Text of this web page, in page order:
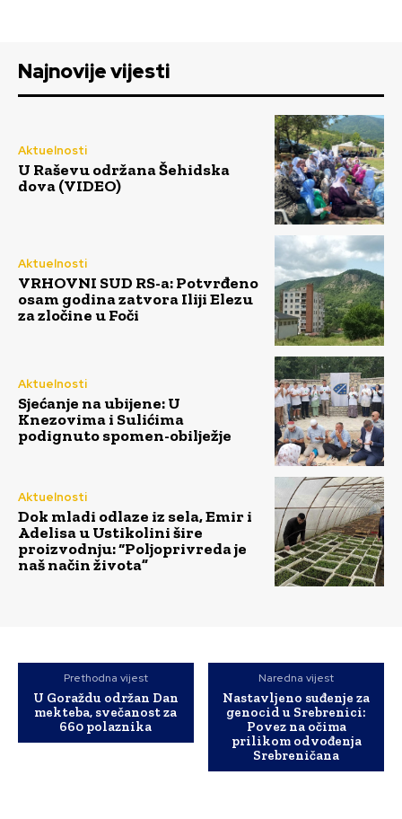
Najnovije vijesti
Aktuelnosti
U Raševu održana Šehidska
dova (VIDEO)
Aktuelnosti
VRHOVNI SUD RS-a: Potvrđeno
osam godina zatvora Iliji Elezu
za zločine u Foči
Aktuelnosti
Sjećanje na ubijene: U
Knezovima i Sulićima
podignuto spomen-obilježje
Aktuelnosti
Dok mladi odlaze iz sela, Emir i
Adelisa u Ustikolini šire
proizvodnju: “Poljoprivreda je
naš način života”
Prethodna vijest
U Goraždu održan Dan
mekteba, svečanost za
660 polaznika
Naredna vijest
Nastavljeno suđenje za
genocid u Srebrenici:
Povez na očima
prilikom odvođenja
Srebreničana